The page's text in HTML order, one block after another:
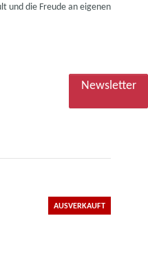
und die Freude an eigenen
AUSVERKAUFT
Newsletter